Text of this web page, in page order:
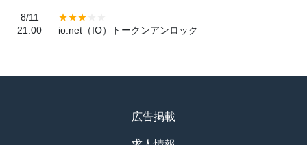
8/11
21:00
io.net（IO）トークンアンロック
広告掲載